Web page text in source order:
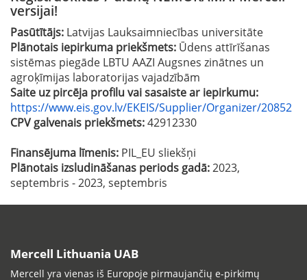
versijai!
Pasūtītājs: Latvijas Lauksaimniecības universitāte
Plānotais iepirkuma priekšmets: Ūdens attīrīšanas
sistēmas piegāde LBTU AAZI Augsnes zinātnes un
agroķīmijas laboratorijas vajadzībām
Saite uz pircēja profilu vai sasaiste ar iepirkumu:
https://www.eis.gov.lv/EKEIS/Supplier/Organizer/20852
CPV galvenais priekšmets:42912330
Finansējuma līmenis: PIL_EU sliekšņi
Plānotais izsludināšanas periods gadā:2023,
septembris - 2023, septembris
Mercell Lithuania UAB
Mercell yra vienas iš Europoje pirmaujančių e-pirkimų